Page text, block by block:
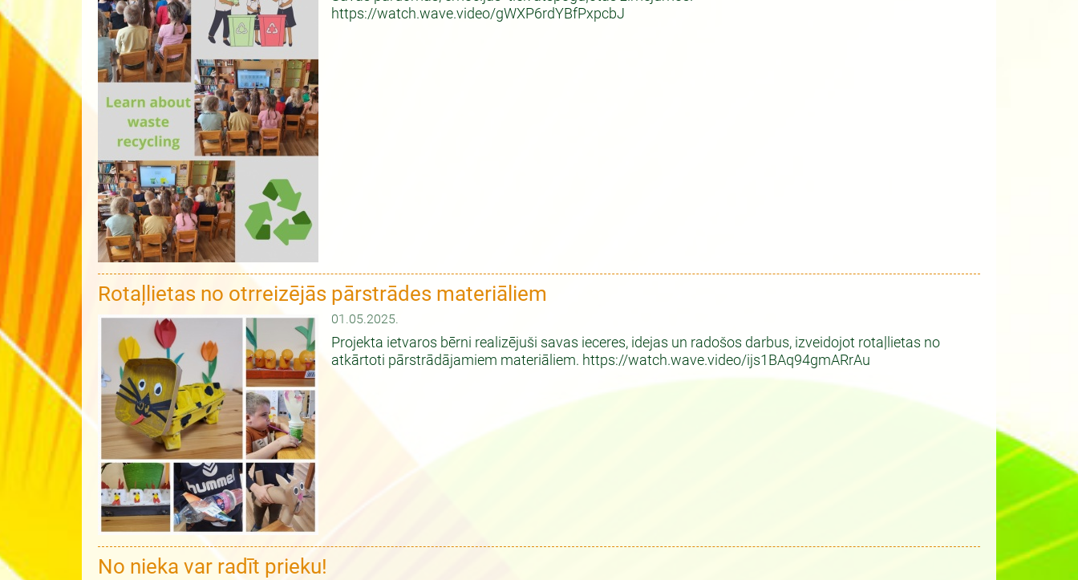
https://watch.wave.video/gWXP6rdYBfPxpcbJ
Rotaļlietas no otrreizējās pārstrādes materiāliem
01.05.2025.
Projekta ietvaros bērni realizējuši savas ieceres, idejas un radošos darbus, izveidojot rotaļlietas no
atkārtoti pārstrādājamiem materiāliem. https://watch.wave.video/ijs1BAq94gmARrAu
No nieka var radīt prieku!